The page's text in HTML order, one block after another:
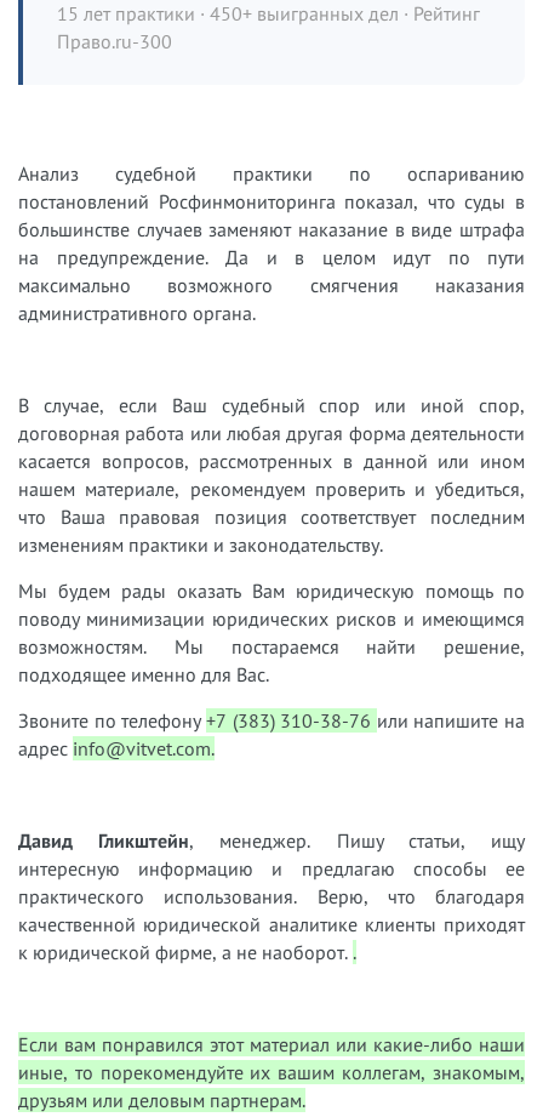
15 лет практики · 450+ выигранных дел · Рейтинг
Право.ru-300
Анализ судебной практики по оспариванию
постановлений Росфинмониторинга показал, что суды в
большинстве случаев заменяют наказание в виде штрафа
на предупреждение. Да и в целом идут по пути
максимально возможного смягчения наказания
административного органа.
В случае, если Ваш судебный спор или иной спор,
договорная работа или любая другая форма деятельности
касается вопросов, рассмотренных в данной или ином
нашем материале, рекомендуем проверить и убедиться,
что Ваша правовая позиция соответствует последним
изменениям практики и законодательству.
Мы будем рады оказать Вам юридическую помощь по
поводу минимизации юридических рисков и имеющимся
возможностям. Мы постараемся найти решение,
подходящее именно для Вас.
Звоните по телефону+7 (383) 310-38-76 или напишите на
адрес info@vitvet.com.
Давид Гликштейн, менеджер. Пишу статьи, ищу
интересную информацию и предлагаю способы ее
практического использования. Верю, что благодаря
качественной юридической аналитике клиенты приходят
к юридической фирме, а не наоборот. .
Если вам понравился этот материал или какие-либо наши
иные, то порекомендуйте их вашим коллегам, знакомым,
друзьям или деловым партнерам.